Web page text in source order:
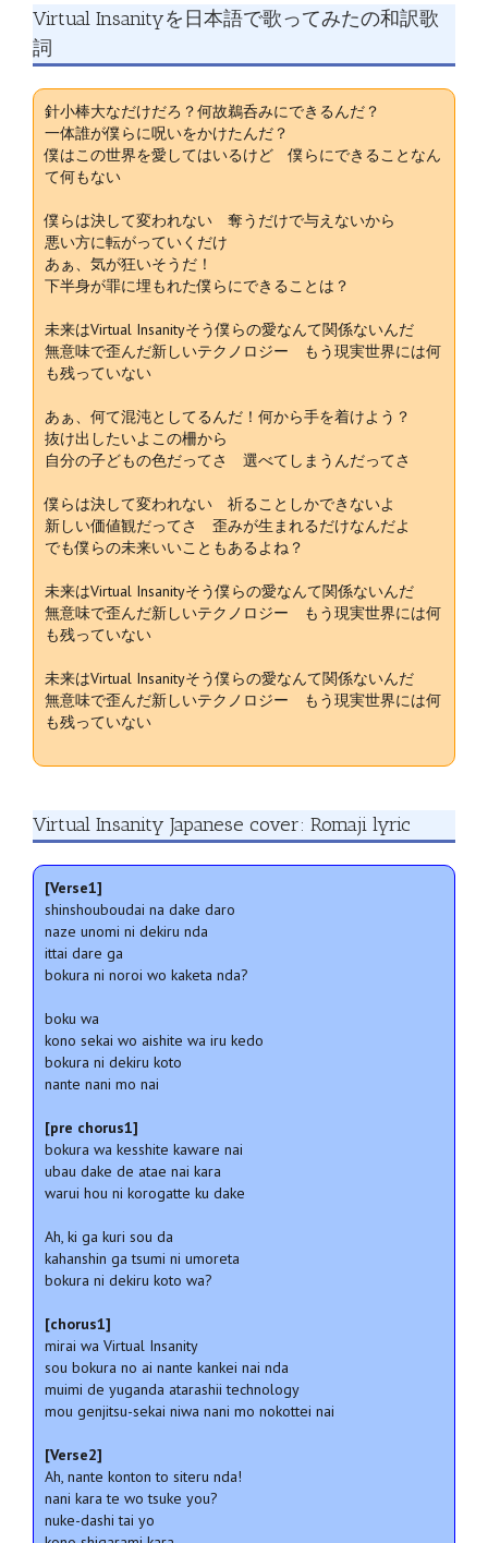
Virtual Insanityを日本語で歌ってみたの和訳歌
詞
針小棒大なだけだろ？何故鵜呑みにできるんだ？
一体誰が僕らに呪いをかけたんだ？
僕はこの世界を愛してはいるけど 僕らにできることなん
て何もない
僕らは決して変われない 奪うだけで与えないから
悪い方に転がっていくだけ
あぁ、気が狂いそうだ！
下半身が罪に埋もれた僕らにできることは？
未来はVirtual Insanityそう僕らの愛なんて関係ないんだ
無意味で歪んだ新しいテクノロジー もう現実世界には何
も残っていない
あぁ、何て混沌としてるんだ！何から手を着けよう？
抜け出したいよこの柵から
自分の子どもの色だってさ 選べてしまうんだってさ
僕らは決して変われない 祈ることしかできないよ
新しい価値観だってさ 歪みが生まれるだけなんだよ
でも僕らの未来いいこともあるよね？
未来はVirtual Insanityそう僕らの愛なんて関係ないんだ
無意味で歪んだ新しいテクノロジー もう現実世界には何
も残っていない
未来はVirtual Insanityそう僕らの愛なんて関係ないんだ
無意味で歪んだ新しいテクノロジー もう現実世界には何
も残っていない
Virtual Insanity Japanese cover: Romaji lyric
[Verse1]
shinshouboudai na dake daro
naze unomi ni dekiru nda
ittai dare ga
bokura ni noroi wo kaketa nda?
boku wa
kono sekai wo aishite wa iru kedo
bokura ni dekiru koto
nante nani mo nai
[pre chorus1]
bokura wa kesshite kaware nai
ubau dake de atae nai kara
warui hou ni korogatte ku dake
Ah, ki ga kuri sou da
kahanshin ga tsumi ni umoreta
bokura ni dekiru koto wa?
[chorus1]
mirai wa Virtual Insanity
sou bokura no ai nante kankei nai nda
muimi de yuganda atarashii technology
mou genjitsu-sekai niwa nani mo nokottei nai
[Verse2]
Ah, nante konton to siteru nda!
nani kara te wo tsuke you?
nuke-dashi tai yo